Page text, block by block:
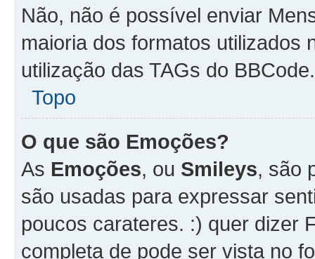
Não, não é possível enviar
maioria dos formatos utilizados
utilização das TAGs do BBCode.
Topo
O que são Emoções?
As Emoções, ou Smileys, são
são usadas para expressar
poucos carateres. :) quer dizer
completa de pode ser vista no